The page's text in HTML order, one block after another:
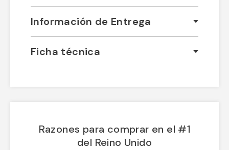
Información de Entrega
Ficha técnica
Razones para comprar en el #1
del Reino Unido